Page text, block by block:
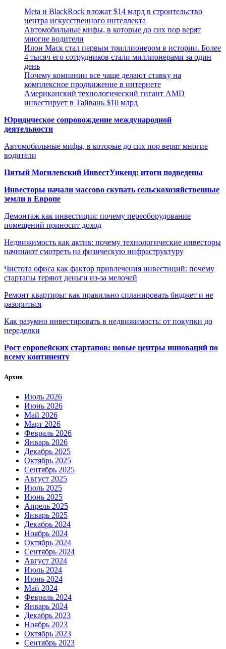
Meta и BlackRock вложат $14 млрд в строительство
центра искусственного интеллекта
Автомобильные мифы, в которые до сих пор верят
многие водители
Илон Маск стал первым триллионером в истории. Более
4 тысяч его сотрудников стали миллионерами за один
день
Почему компании все чаще делают ставку на
комплексное продвижение в интернете
Американский технологический гигант AMD
инвестирует в Тайвань $10 млрд
Юридическое сопровождение международной
деятельности
Автомобильные мифы, в которые до сих пор верят многие
водители
Пятый Могилевский ИнвестУикенд: итоги подведены
Инвесторы начали массово скупать сельскохозяйственные
земли в Европе
Демонтаж как инвестиция: почему переоборудование
помещений приносит доход
Недвижимость как актив: почему технологические инвесторы
начинают смотреть на физическую инфраструктуру
Чистота офиса как фактор привлечения инвестиций: почему
стартапы теряют деньги из-за мелочей
Ремонт квартиры: как правильно спланировать бюджет и не
разориться
Как разумно инвестировать в недвижимость: от покупки до
переделки
Рост европейских стартапов: новые центры инноваций по
всему континенту
Архив
Июль 2026
Июнь 2026
Май 2026
Март 2026
Февраль 2026
Январь 2026
Декабрь 2025
Октябрь 2025
Сентябрь 2025
Август 2025
Июль 2025
Июнь 2025
Апрель 2025
Январь 2025
Декабрь 2024
Ноябрь 2024
Октябрь 2024
Сентябрь 2024
Август 2024
Июль 2024
Июнь 2024
Май 2024
Февраль 2024
Январь 2024
Декабрь 2023
Ноябрь 2023
Октябрь 2023
Сентябрь 2023